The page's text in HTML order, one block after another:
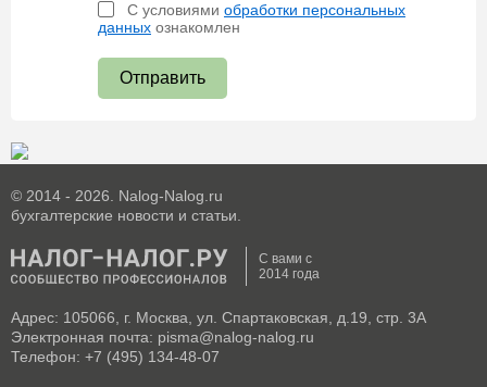
С условиями обработки персональных
данных ознакомлен
Отправить
© 2014 - 2026. Nalog-Nalog.ru
бухгалтерские новости и статьи.
С вами с
2014 года
Адрес: 105066, г. Москва, ул. Спартаковская, д.19, стр. 3А
Электронная почта: pisma@nalog-nalog.ru
Телефон: +7 (495) 134-48-07